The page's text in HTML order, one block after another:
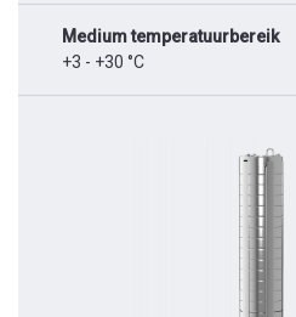
Medium temperatuurbereik
+3 - +30 °C